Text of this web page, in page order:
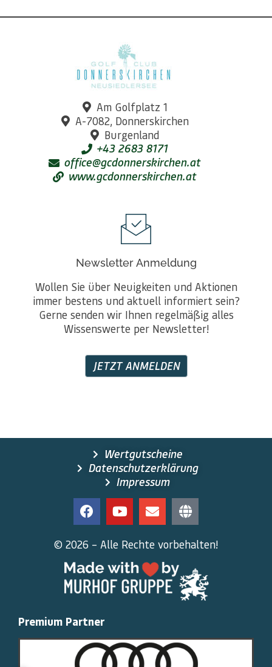
Am Golfplatz 1
A-7082, Donnerskirchen
Burgenland
+43 2683 8171
office@gcdonnerskirchen.at
www.gcdonnerskirchen.at
Newsletter Anmeldung
Wollen Sie über Neuigkeiten und Aktionen
immer bestens und aktuell informiert sein?
Gerne senden wir Ihnen regelmäßig alles
Wissenswerte per Newsletter!
JETZT ANMELDEN
Wertgutscheine
Datenschutzerklärung
Impressum
© 2026 – Alle Rechte vorbehalten!
Premium Partner